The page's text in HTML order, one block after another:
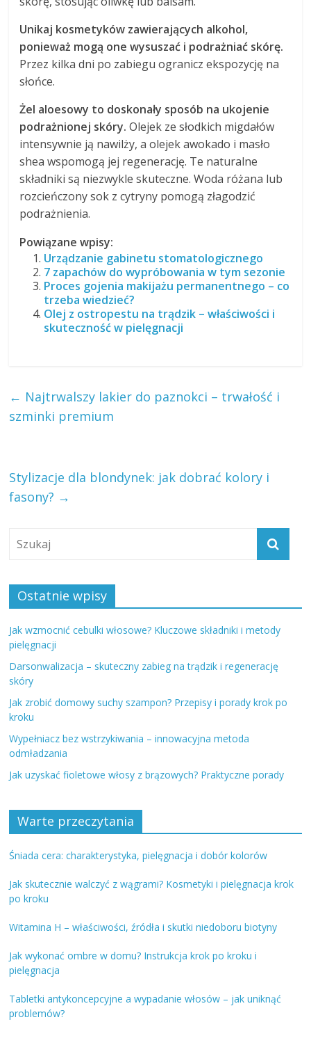
Unikaj kosmetyków zawierających alkohol,
ponieważ mogą one wysuszać i podrażniać skórę.
Przez kilka dni po zabiegu ogranicz ekspozycję na
słońce.
Żel aloesowy to doskonały sposób na ukojenie
podrażnionej skóry. Olejek ze słodkich migdałów
intensywnie ją nawilży, a olejek awokado i masło
shea wspomogą jej regenerację. Te naturalne
składniki są niezwykle skuteczne. Woda różana lub
rozcieńczony sok z cytryny pomogą złagodzić
podrażnienia.
Powiązane wpisy:
Urządzanie gabinetu stomatologicznego
7 zapachów do wypróbowania w tym sezonie
Proces gojenia makijażu permanentnego – co
trzeba wiedzieć?
Olej z ostropestu na trądzik – właściwości i
skuteczność w pielęgnacji
← Najtrwalszy lakier do paznokci – trwałość i
szminki premium
Stylizacje dla blondynek: jak dobrać kolory i
fasony? →
Ostatnie wpisy
Jak wzmocnić cebulki włosowe? Kluczowe składniki i metody
pielęgnacji
Darsonwalizacja – skuteczny zabieg na trądzik i regenerację
skóry
Jak zrobić domowy suchy szampon? Przepisy i porady krok po
kroku
Wypełniacz bez wstrzykiwania – innowacyjna metoda
odmładzania
Jak uzyskać fioletowe włosy z brązowych? Praktyczne porady
Warte przeczytania
Śniada cera: charakterystyka, pielęgnacja i dobór kolorów
Jak skutecznie walczyć z wągrami? Kosmetyki i pielęgnacja krok
po kroku
Witamina H – właściwości, źródła i skutki niedoboru biotyny
Jak wykonać ombre w domu? Instrukcja krok po kroku i
pielęgnacja
Tabletki antykoncepcyjne a wypadanie włosów – jak uniknąć
problemów?